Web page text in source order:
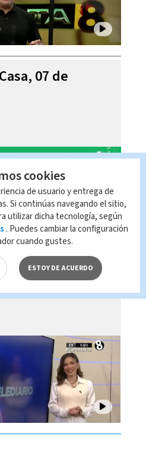
07 de
con Paula
agosto 2026
cookies
de usuario y entrega de
Si continúas navegando el sitio,
utilizar dicha tecnología, según
. Puedes cambiar la configuración
cuando gustes.
ESTOY DE ACUERDO